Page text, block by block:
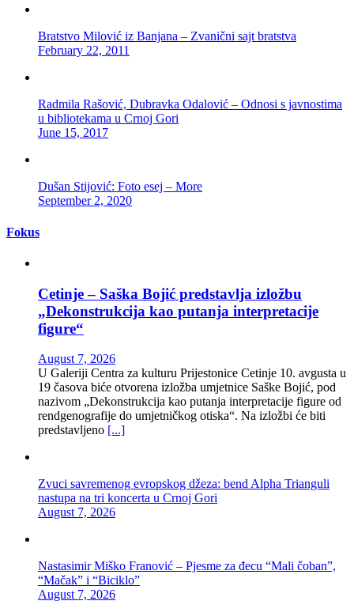
Bratstvo Milović iz Banjana – Zvanični sajt bratstva
February 22, 2011
Radmila Rašović, Dubravka Odalović – Odnosi s javnostima
u bibliotekama u Crnoj Gori
June 15, 2017
Dušan Stijović: Foto esej – More
September 2, 2020
Fokus
Cetinje – Saška Bojić predstavlja izložbu
„Dekonstrukcija kao putanja interpretacije
figure“
August 7, 2026
U Galeriji Centra za kulturu Prijestonice Cetinje 10. avgusta u
19 časova biće otvorena izložba umjetnice Saške Bojić, pod
nazivom „Dekonstrukcija kao putanja interpretacije figure od
rendgenografije do umjetničkog otiska“. Na izložbi će biti
predstavljeno [...]
Zvuci savremenog evropskog džeza: bend Alpha Trianguli
nastupa na tri koncerta u Crnoj Gori
August 7, 2026
Nastasimir Miško Franović – Pjesme za đecu “Mali čoban”,
“Mačak” i “Biciklo”
August 7, 2026